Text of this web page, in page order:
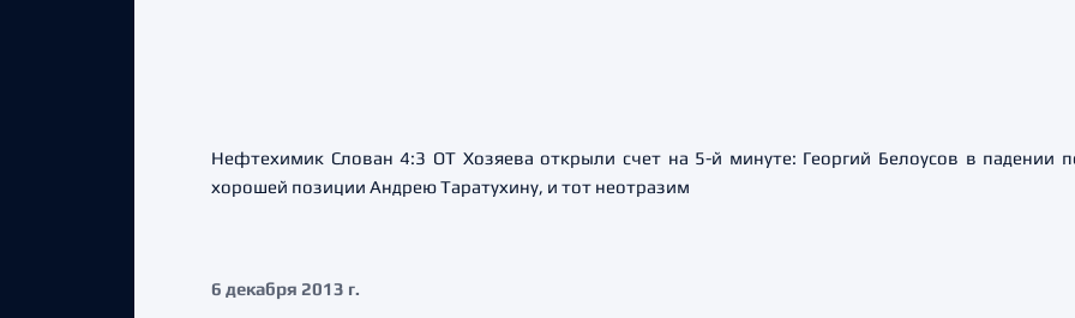
Нефтехимик Слован 4:3 ОТ Хозяева открыли счет на 5-й минуте: Георгий Белоусов в падении
хорошей позиции Андрею Таратухину, и тот неотразим
6 декабря 2013 г.